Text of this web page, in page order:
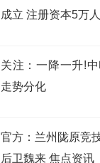
成立 注册资本5万
关注：一降一升!
走势分化
官方：兰州陇原竞
后卫魏来 焦点资讯